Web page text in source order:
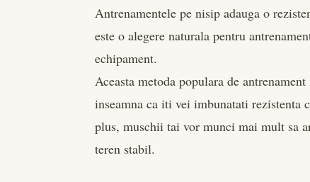
Antrenamentele pe nisip adauga o
este o alegere naturala pentru
echipament.
Aceasta metoda populara de
inseamna ca iti vei imbunatati
plus, muschii tai vor munci mai mult sa
teren stabil.